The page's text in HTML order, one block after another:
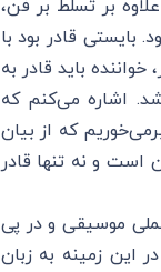
بر تسلط بر فن،
قادر بود با
باید قادر به
اشاره می‌کنم که
که از بیان
و نه تنها قادر
موسیقی و در پی
این زمینه به زبان